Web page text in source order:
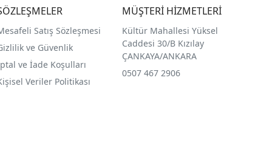
Satış Sözleşmesi
ve Güvenlik
ve İade Koşulları
Veriler Politikası
MÜŞTERİ HİZMETLERİ
Kültür Mahallesi Yüksel
Caddesi 30/B Kızılay
ÇANKAYA/ANKARA
0507 467 2906